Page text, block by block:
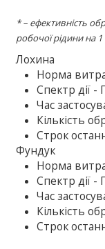
* – ефективність
робочої рідини на
Лохина
Норма
Спектр дії -
Час
Кількість
Строк
Фундук
Норма
Спектр дії -
Час
Кількість
Строк